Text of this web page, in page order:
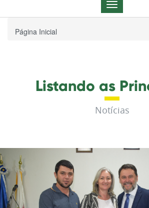
Menu
de
Página Inicial
Listando as
Notícias